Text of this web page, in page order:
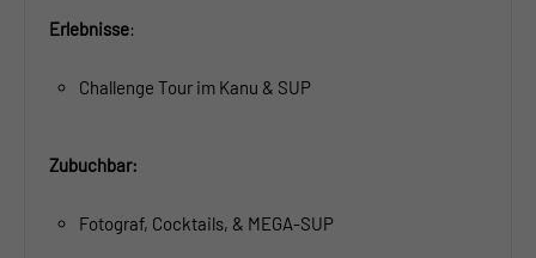
Erlebnisse:
Challenge Tour im Kanu & SUP
Zubuchbar:
Fotograf, Cocktails, & MEGA-SUP